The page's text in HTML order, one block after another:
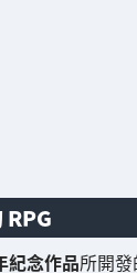
RPG
念作品所開